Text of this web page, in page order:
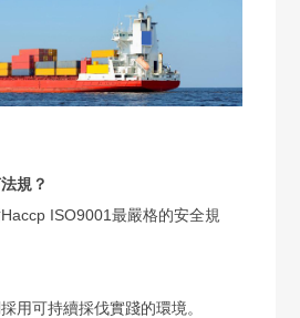
規？
ISO9001最嚴格的安全規
用可持續採伐實踐的環境。